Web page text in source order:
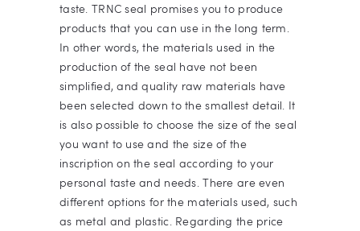
taste. TRNC seal promises you to produce
products that you can use in the long term.
In other words, the materials used in the
production of the seal have not been
simplified, and quality raw materials have
been selected down to the smallest detail. It
is also possible to choose the size of the seal
you want to use and the size of the
inscription on the seal according to your
personal taste and needs. There are even
different options for the materials used, such
as metal and plastic. Regarding the price